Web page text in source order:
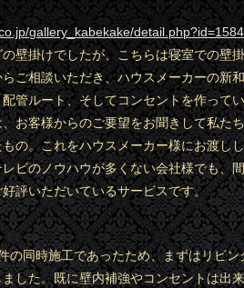
gallery_kabekake/detail.php?id=1584
壁掛けでしたが、こちらは寝室での壁
ご相談いただき、ハウスメーカーの新
管ルート、そしてコンセントを作って
お客様からのご要望をお聞きして私た
の。これをハウスメーカー様にお渡し
ビのノウハウが多くない会社様でも、
評いただいているサービスです。
の同時施工であったため、まずはリビ
した。既に壁内補強やコンセントは出